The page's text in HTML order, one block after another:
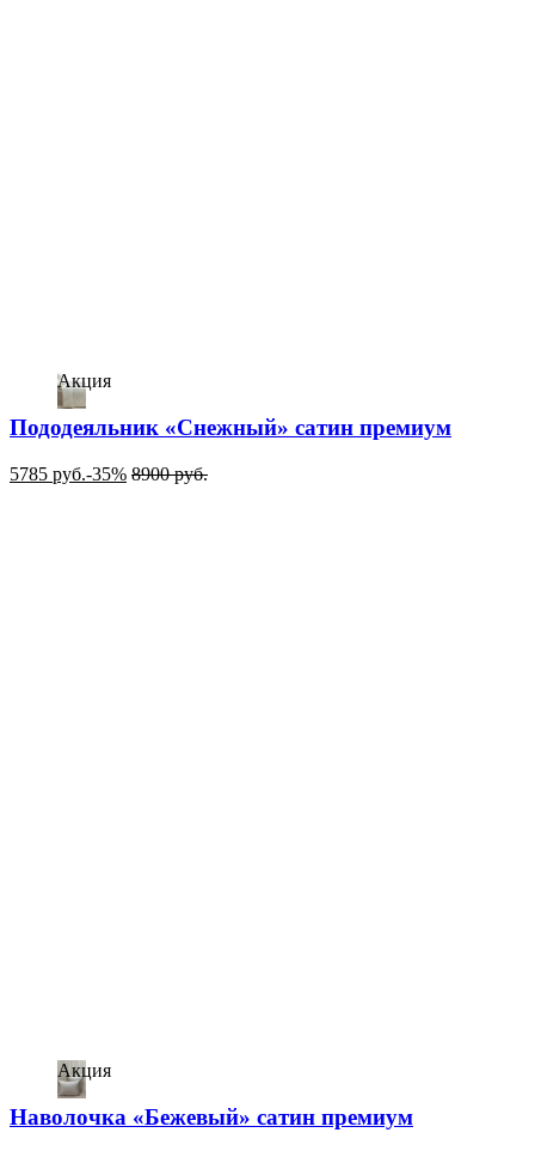
Акция
Пододеяльник «Снежный» сатин премиум
5785 руб.-35% 8900руб.
Акция
Наволочка «Бежевый» сатин премиум